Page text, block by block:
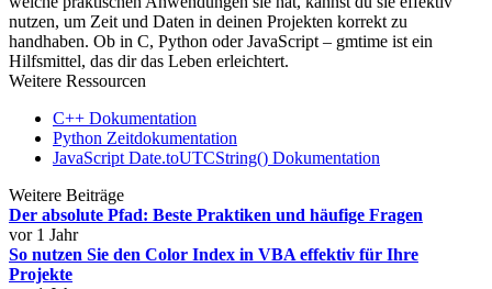
nutzen, um Zeit und Daten in deinen Projekten korrekt zu
handhaben. Ob in C, Python oder JavaScript – gmtime ist ein
Hilfsmittel, das dir das Leben erleichtert.
Weitere Ressourcen
C++ Dokumentation
Python Zeitdokumentation
JavaScript Date.toUTCString() Dokumentation
Weitere Beiträge
Der absolute Pfad: Beste Praktiken und häufige Fragen
vor 1 Jahr
So nutzen Sie den Color Index in VBA effektiv für Ihre
Projekte